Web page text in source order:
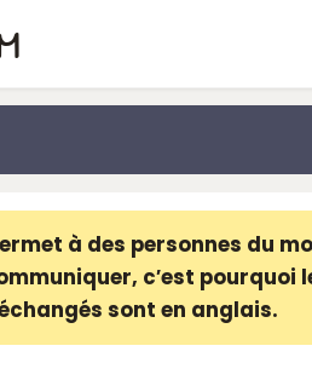
à des personnes du
c′est pourquoi
sont en anglais.